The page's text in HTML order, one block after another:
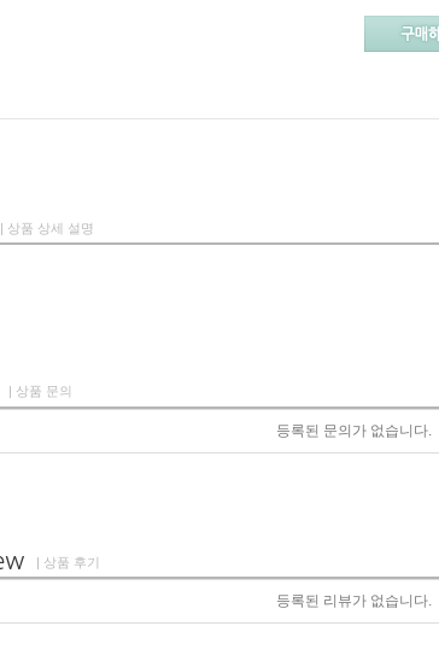
| 상품 상세 설명
| 상품 문의
등록된 문의가 없습니다.
| 상품 후기
등록된 리뷰가 없습니다.